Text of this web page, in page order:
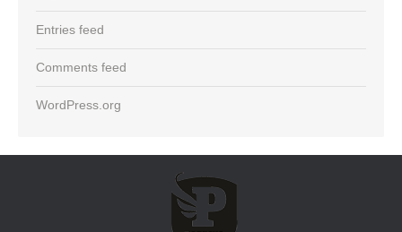
Entries feed
Comments feed
WordPress.org